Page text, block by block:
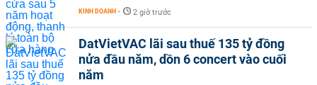
KINH DOANH - 2 giờ trước
DatVietVAC lãi sau thuế 135 tỷ đồng
nửa đầu năm, dồn 6 concert vào cuối
năm